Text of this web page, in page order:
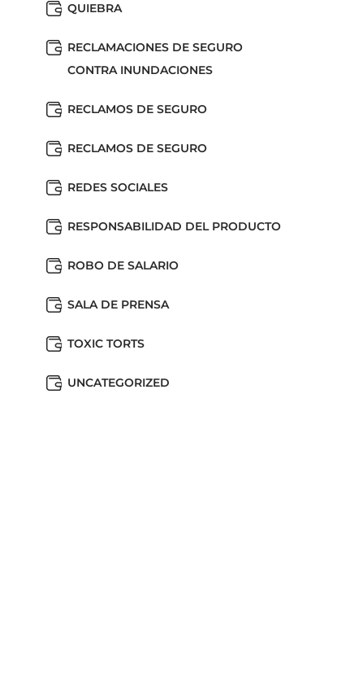
QUIEBRA
RECLAMACIONES DE SEGURO
CONTRA INUNDACIONES
RECLAMOS DE SEGURO
RECLAMOS DE SEGURO
REDES SOCIALES
RESPONSABILIDAD DEL PRODUCTO
ROBO DE SALARIO
SALA DE PRENSA
TOXIC TORTS
UNCATEGORIZED